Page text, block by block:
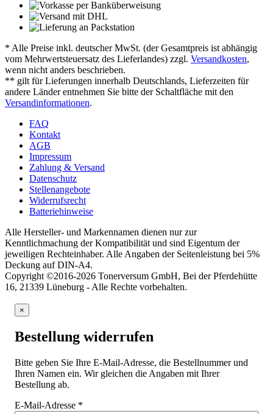
* Alle Preise inkl. deutscher MwSt. (der Gesamtpreis ist abhängig
vom Mehrwertsteuersatz des Lieferlandes) zzgl. Versandkosten,
wenn nicht anders beschrieben.
** gilt für Lieferungen innerhalb Deutschlands, Lieferzeiten für
andere Länder entnehmen Sie bitte der Schaltfläche mit den
Versandinformationen.
FAQ
Kontakt
AGB
Impressum
Zahlung & Versand
Datenschutz
Stellenangebote
Widerrufsrecht
Batteriehinweise
Alle Hersteller- und Markennamen dienen nur zur
Kenntlichmachung der Kompatibilität und sind Eigentum der
jeweiligen Rechteinhaber. Alle Angaben der Seitenleistung bei 5%
Deckung auf DIN-A4.
Copyright ©2016-2026 Tonerversum GmbH, Bei der Pferdehütte
16, 21339 Lüneburg - Alle Rechte vorbehalten.
×
Bestellung widerrufen
Bitte geben Sie Ihre E-Mail-Adresse, die Bestellnummer und
Ihren Namen ein. Wir gleichen die Angaben mit Ihrer
Bestellung ab.
E-Mail-Adresse *